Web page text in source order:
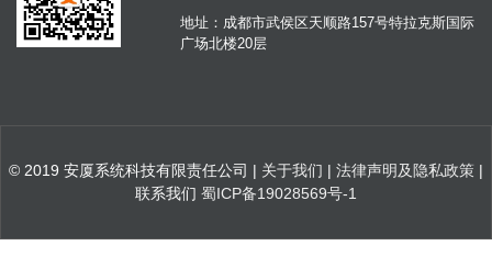
地址：成都市武侯区天顺路157号特拉克斯国际
广场北楼20层
© 2019 安厦系统科技有限责任公司 | 关于我们 | 法律声明及隐私政策 |
联系我们 蜀ICP备19028569号-1